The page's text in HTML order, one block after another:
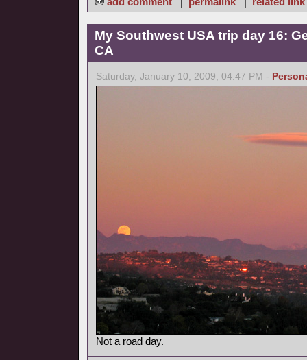
My Southwest USA trip day 16:
CA
Saturday, January 10, 2009, 04:47 PM -
Not a road day.